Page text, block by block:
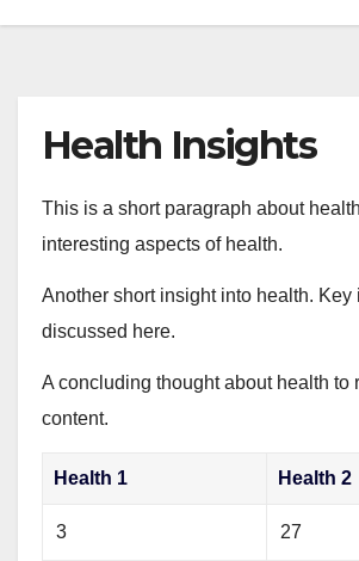
Health Insights
This is a short paragraph about
interesting aspects of health.
Another short insight into health. Key
discussed here.
A concluding thought about health to
content.
Health 1 Health 2
3 27